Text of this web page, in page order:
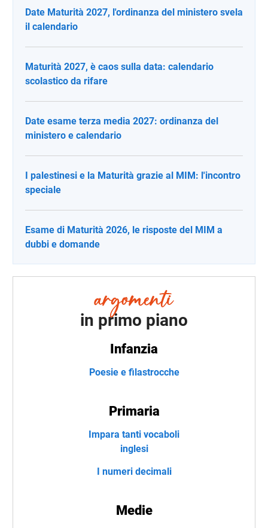
Date Maturità 2027, l'ordinanza del ministero svela
il calendario
Maturità 2027, è caos sulla data: calendario
scolastico da rifare
Date esame terza media 2027: ordinanza del
ministero e calendario
I palestinesi e la Maturità grazie al MIM: l'incontro
speciale
Esame di Maturità 2026, le risposte del MIM a
dubbi e domande
in primo piano
Infanzia
Poesie e filastrocche
Primaria
Impara tanti vocaboli
inglesi
I numeri decimali
Medie